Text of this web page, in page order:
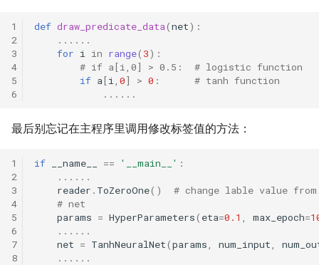
def draw_predicate_data(net):
......
for i in range( 3):
# if a[i,0] > 0.5:  # logistic function
if a[i, 0] > 0 :
# tanh function
......
最后别忘记在主程序里调用修改标签值的方法：
if __name__ == '__main__' :
......
reader . ToZeroOne()
# change lable value
# net
params = HyperParameters( eta=0.1 , max_epoch=
......
net = TanhNeuralNet(params, num_input,
......